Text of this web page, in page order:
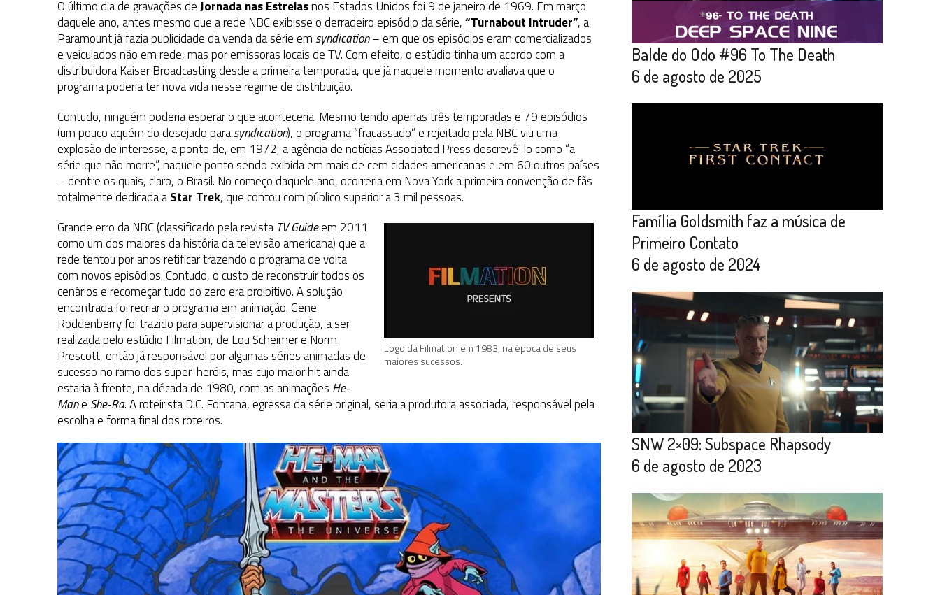
O último dia de gravações deJornada nas Estrelasnos Estados Unidos foi 9 de janeiro de 1969. Em março
daquele ano, antes mesmo que a rede NBC exibisse o derradeiro episódio da série,“Turnabout Intruder”, a
Paramount já fazia publicidade da venda da série em syndication– em que os episódios eram comercializados
e veiculados não em rede, mas por emissoras locais de TV. Com efeito, o estúdio tinha um acordo com a
distribuidora Kaiser Broadcasting desde a primeira temporada, que já naquele momento avaliava que o
programa poderia ter nova vida nesse regime de distribuição.
Contudo, ninguém poderia esperar o que aconteceria. Mesmo tendo apenas três temporadas e 79 episódios
(um pouco aquém do desejado parasyndication), o programa “fracassado” e rejeitado pela NBC viu uma
explosão de interesse, a ponto de, em 1972, a agência de notícias Associated Press descrevê-lo como “a
série que não morre”, naquele ponto sendo exibida em mais de cem cidades americanas e em 60 outros países
– dentre os quais, claro, o Brasil. No começo daquele ano, ocorreria em Nova York a primeira convenção de fãs
totalmente dedicada aStar Trek, que contou com público superior a 3 mil pessoas.
Logo da Filmation em 1983, na época de seus
maiores sucessos.
Grande erro da NBC (classificado pela revista TV Guideem 2011
como um dos maiores da história da televisão americana) que a
rede tentou por anos retificar trazendo o programa de volta
com novos episódios. Contudo, o custo de reconstruir todos os
cenários e recomeçar tudo do zero era proibitivo. A solução
encontrada foi recriar o programa em animação. Gene
Roddenberry foi trazido para supervisionar a produção, a ser
realizada pelo estúdio Filmation, de Lou Scheimer e Norm
Prescott, então já responsável por algumas séries animadas de
sucesso no ramo dos super-heróis, mas cujo maior hit ainda
estaria à frente, na década de 1980, com as animações He-
Mane She-Ra. A roteirista D.C. Fontana, egressa da série original, seria a produtora associada, responsável pela
escolha e forma final dos roteiros.
Balde do Odo #96 To The Death
6 de agosto de 2025
Família Goldsmith faz a música de
Primeiro Contato
6 de agosto de 2024
SNW 2×09: Subspace Rhapsody
6 de agosto de 2023